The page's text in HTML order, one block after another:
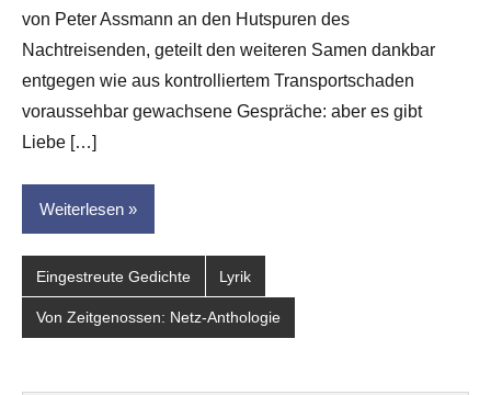
Leitner
von Peter Assmann an den Hutspuren des
Nachtreisenden, geteilt den weiteren Samen dankbar
entgegen wie aus kontrolliertem Transportschaden
voraussehbar gewachsene Gespräche: aber es gibt
Liebe […]
Weiterlesen
Eingestreute Gedichte Lyrik
Von Zeitgenossen: Netz-Anthologie